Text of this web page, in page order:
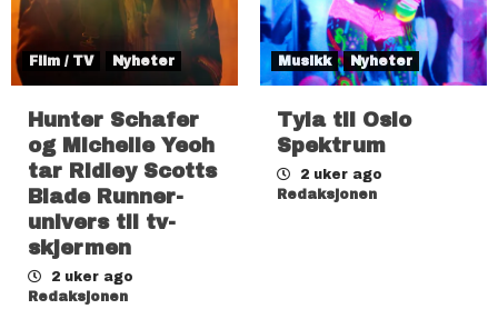
Film / TV Nyheter
Hunter Schafer
og Michelle Yeoh
tar Ridley Scotts
Blade Runner-
univers til tv-
skjermen
2 uker ago
Redaksjonen
Musikk Nyheter
Tyla til Oslo
Spektrum
2 uker ago
Redaksjonen